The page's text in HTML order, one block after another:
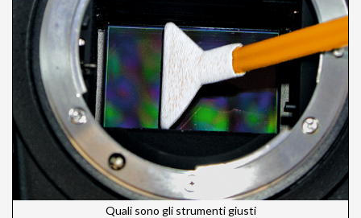
Quali sono gli strumenti giusti